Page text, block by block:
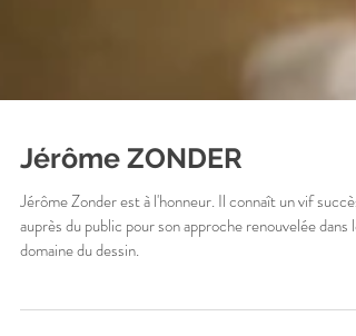
Jérôme ZONDER
Jérôme Zonder est à l'honneur. Il connaît un vif succès
domaine du dessin.